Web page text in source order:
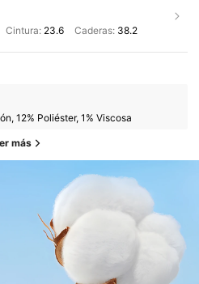
Cintura: 23.6 Caderas: 38.2
12% Poliéster, 1% Viscosa
más